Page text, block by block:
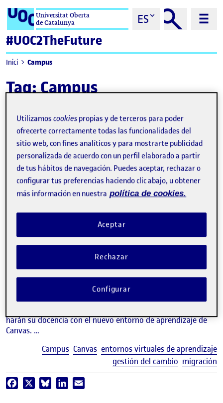
Saltar al contenidoUniversitat Oberta
de Catalunya
ES
#UOC2TheFuture
Inici Campus
Tag:Campus
video
Canvas, el nuevo entorno de
aprendizaje de la UOC
INSTITUCIONAL
El curso 2023-2024 representa un hito muy relevante para la
harán su docencia con el nuevo entorno de aprendizaje de
Canvas. …
Campus Canvas entornos virtuales de aprendizaje
gestión del cambio migración
Facebook BlueskyLinkedIn
Utilizamoscookies propias y de terceros para poder
ofrecerte correctamente todas las funcionalidades del
sitio web, con fines analíticos y para mostrarte publicidad
personalizada de acuerdo con un perfil elaborado a partir
de tus hábitos de navegación. Puedes aceptar, rechazar o
configurar tus preferencias haciendo clic abajo, u obtener
más información en nuestra política de cookies.
Rechazar
Aceptar
Configurar